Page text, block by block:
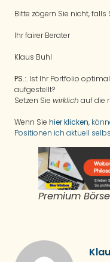
Bitte zögern Sie nicht,
Ihr fairer Berater
Klaus Buhl
PS.:. Ist Ihr Portfolio
aufgestellt?
Setzen Sie wirklich auf die
Wenn Sie hier klicken,
Positionen ich aktuell
Premium